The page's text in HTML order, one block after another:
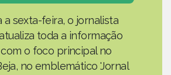
a sexta-feira, o jornalista
toda a informação
o foco principal no
no emblemático 'Jornal